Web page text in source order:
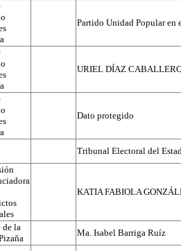
Partido Unidad Popular en
URIEL DÍAZ
Dato protegido
Tribunal Electoral del
KATIA FABIOLA
de la
Ma. Isabel Barriga Ruíz